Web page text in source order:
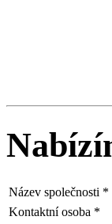
Název společnosti *
Kontaktní osoba *